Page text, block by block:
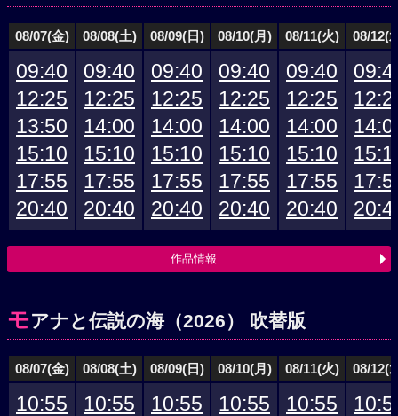
08/07(金) 08/08(土) 08/09(日) 08/10(月) 08/11(火) 08/12(
09:40
12:25
13:50
15:10
17:55
20:40
09:40
12:25
14:00
15:10
17:55
20:40
09:40
12:25
14:00
15:10
17:55
20:40
09:40
12:25
14:00
15:10
17:55
20:40
09:40
12:25
14:00
15:10
17:55
20:40
作品情報
モアナと伝説の海（2026） 吹替版
08/07(金) 08/08(土) 08/09(日) 08/10(月) 08/11(火) 08/12(
10:55
10:55
10:55
10:55
10:55